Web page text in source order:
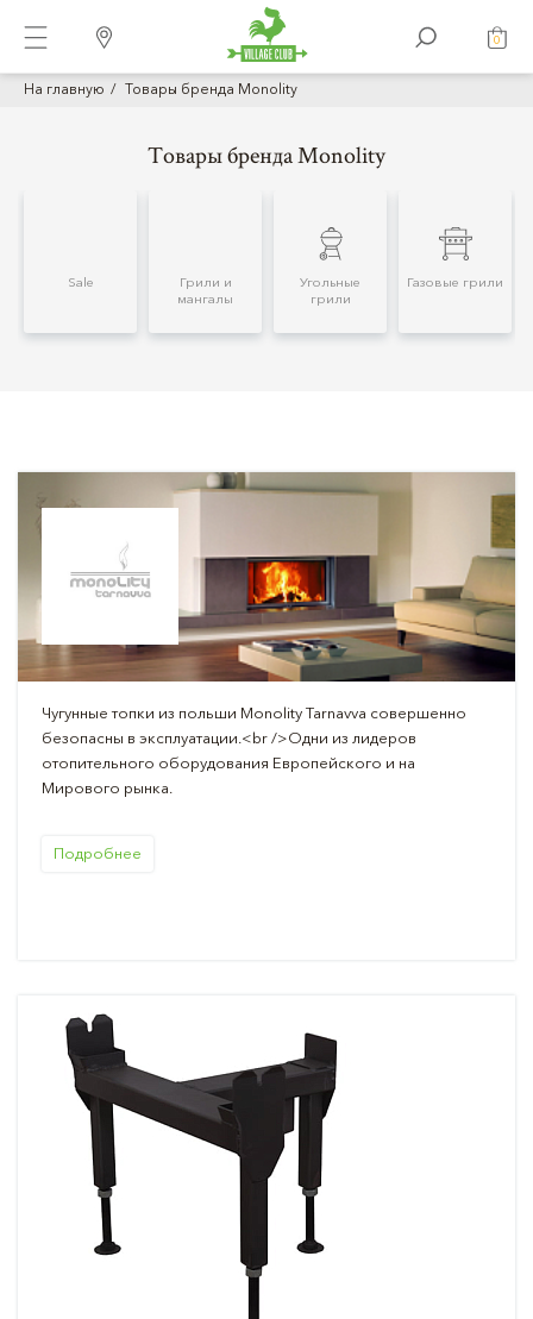
0
На главную Товары бренда Monolity
Товары бренда Monolity
Sale
Грили и
мангалы
Угольные
грили
Газовые грили
Чугунные топки из польши Monolity Tarnavva совершенно
безопасны в эксплуатации.<br />Одни из лидеров
отопительного оборудования Европейского и на
Мирового рынка.
Подробнее